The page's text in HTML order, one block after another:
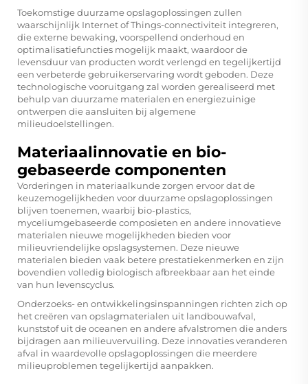
Toekomstige duurzame opslagoplossingen zullen
waarschijnlijk Internet of Things-connectiviteit integreren,
die externe bewaking, voorspellend onderhoud en
optimalisatiefuncties mogelijk maakt, waardoor de
levensduur van producten wordt verlengd en tegelijkertijd
een verbeterde gebruikerservaring wordt geboden. Deze
technologische vooruitgang zal worden gerealiseerd met
behulp van duurzame materialen en energiezuinige
ontwerpen die aansluiten bij algemene
milieudoelstellingen.
Materiaalinnovatie en bio-
gebaseerde componenten
Vorderingen in materiaalkunde zorgen ervoor dat de
keuzemogelijkheden voor duurzame opslagoplossingen
blijven toenemen, waarbij bio-plastics,
myceliumgebaseerde composieten en andere innovatieve
materialen nieuwe mogelijkheden bieden voor
milieuvriendelijke opslagsystemen. Deze nieuwe
materialen bieden vaak betere prestatiekenmerken en zijn
bovendien volledig biologisch afbreekbaar aan het einde
van hun levenscyclus.
Onderzoeks- en ontwikkelingsinspanningen richten zich op
het creëren van opslagmaterialen uit landbouwafval,
kunststof uit de oceanen en andere afvalstromen die anders
bijdragen aan milieuvervuiling. Deze innovaties veranderen
afval in waardevolle opslagoplossingen die meerdere
milieuproblemen tegelijkertijd aanpakken.